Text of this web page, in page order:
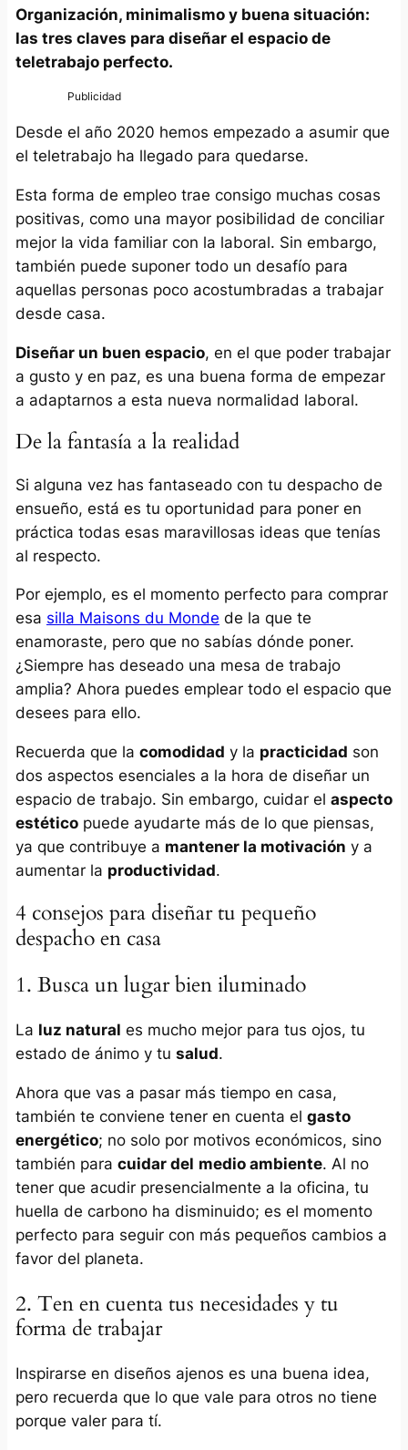
Organización, minimalismo y buena situación:
las tres claves para diseñar el espacio de
teletrabajo perfecto.
Desde el año 2020 hemos empezado a asumir que
el teletrabajo ha llegado para quedarse.
Esta forma de empleo trae consigo muchas cosas
positivas, como una mayor posibilidad de conciliar
mejor la vida familiar con la laboral. Sin embargo,
también puede suponer todo un desafío para
aquellas personas poco acostumbradas a trabajar
desde casa.
Diseñar un buen espacio, en el que poder trabajar
a gusto y en paz, es una buena forma de empezar
a adaptarnos a esta nueva normalidad laboral.
De la fantasía a la realidad
Si alguna vez has fantaseado con tu despacho de
ensueño, está es tu oportunidad para poner en
práctica todas esas maravillosas ideas que tenías
al respecto.
Por ejemplo, es el momento perfecto para comprar
esa silla Maisons du Monde de la que te
enamoraste, pero que no sabías dónde poner.
¿Siempre has deseado una mesa de trabajo
amplia? Ahora puedes emplear todo el espacio que
desees para ello.
Recuerda que la comodidad y la practicidad son
dos aspectos esenciales a la hora de diseñar un
espacio de trabajo. Sin embargo, cuidar el aspecto
estéticopuede ayudarte más de lo que piensas,
ya que contribuye a mantener la motivación y a
aumentar la productividad.
4 consejos para diseñar tu pequeño
despacho en casa
1. Busca un lugar bien iluminado
La luz natural es mucho mejor para tus ojos, tu
estado de ánimo y tu salud.
Ahora que vas a pasar más tiempo en casa,
también te conviene tener en cuenta el gasto
energético; no solo por motivos económicos, sino
también para cuidar del medio ambiente. Al no
tener que acudir presencialmente a la oficina, tu
huella de carbono ha disminuido; es el momento
perfecto para seguir con más pequeños cambios a
favor del planeta.
2. Ten en cuenta tus necesidades y tu
forma de trabajar
Inspirarse en diseños ajenos es una buena idea,
pero recuerda que lo que vale para otros no tiene
porque valer para tí.